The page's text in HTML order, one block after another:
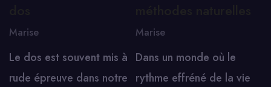
Marise
Le dos est souvent mis à
rude épreuve dans notre
Marise
Dans un monde où le
rythme effréné de la vie